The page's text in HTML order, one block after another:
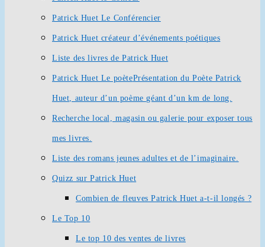
Patrick Huet Le Conférencier
Patrick Huet créateur d’événements poétiques
Liste des livres de Patrick Huet
Patrick Huet Le poètePrésentation du Poète Patrick
Huet, auteur d’un poème géant d’un km de long.
Recherche local, magasin ou galerie pour exposer tous
mes livres.
Liste des romans jeunes adultes et de l’imaginaire.
Quizz sur Patrick Huet
Combien de fleuves Patrick Huet a-t-il longés ?
Le Top 10
Le top 10 des ventes de livres